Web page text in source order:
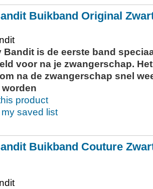
Buikband Original
Bandit is de eerste band
voor na je zwangerschap. Het
na de zwangerschap snel
product
saved list
Buikband Couture